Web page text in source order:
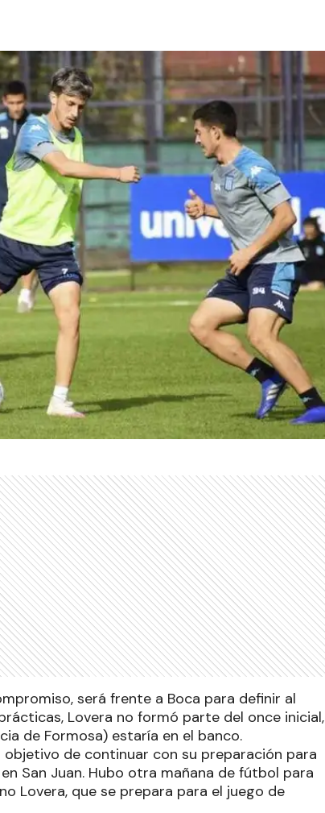
será frente a Boca para definir al
Lovera no formó parte del once inicial,
de Formosa) estaría en el banco.
de continuar con su preparación para
San Juan. Hubo otra mañana de fútbol para
Lovera, que se prepara para el juego de